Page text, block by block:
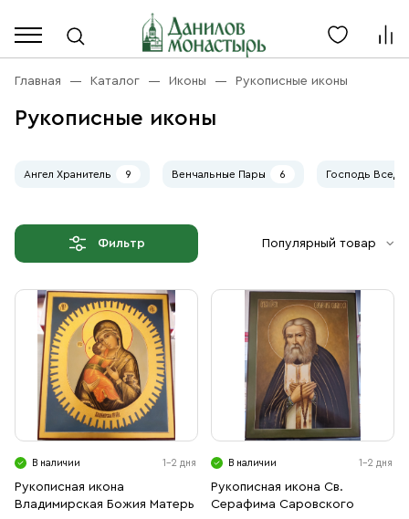
Каталог
Акции
Масло
Православные подарки
Разное
Свечи
Ювелирные изделия
Доставка
+7 (916) 868-10-00
Розница, будни с 9 до 16
+7 (925) 417 07-93
Оптом, будни с 9 до 17
Главная Каталог Иконы Рукописные иконы
Рукописные иконы
Ангел Хранитель 9 Венчальные Пары 6 Господь
Фильтр Популярный товар
В наличии 1-2 дня
Рукописная икона
Владимирская Божия Матерь
В наличии 1-2 дня
Рукописная икона Св.
Серафима Саровского